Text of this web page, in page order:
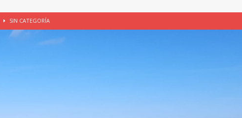
SIN CATEGORÍA